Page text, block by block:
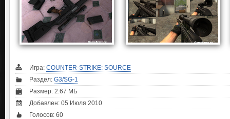
Игра: COUNTER-STRIKE: SOURCE
Раздел: G3/SG-1
Размер: 2.67 МБ
Добавлен: 05 Июля 2010
Голосов: 60